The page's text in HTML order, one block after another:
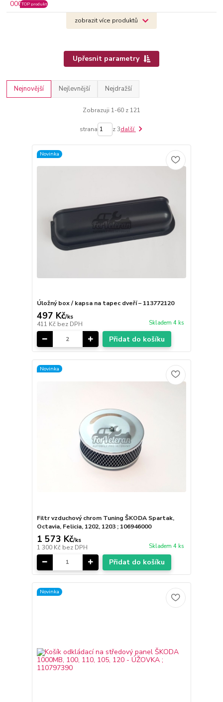
TOP produkt
zobrazit více produktů
Upřesnit parametry
Nejnovější Nejlevnější Nejdražší
Zobrazuji 1-60 z 121
strana z 3další
Novinka
Úložný box / kapsa na tapec dveří – 113772120
497 Kč/ks
411 Kč bez DPH Skladem 4 ks
Přidat do košíku
Novinka
Filtr vzduchový chrom Tuning ŠKODA Spartak,
Octavia, Felicia, 1202, 1203 ; 106946000
1 573 Kč/ks
1 300 Kč bez DPH Skladem 4 ks
Přidat do košíku
Novinka